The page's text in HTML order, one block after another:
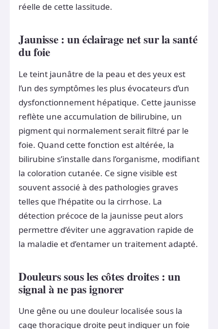
réelle de cette lassitude.
Jaunisse : un éclairage net sur la santé
du foie
Le teint jaunâtre de la peau et des yeux est
l’un des symptômes les plus évocateurs d’un
dysfonctionnement hépatique. Cette jaunisse
reflète une accumulation de bilirubine, un
pigment qui normalement serait filtré par le
foie. Quand cette fonction est altérée, la
bilirubine s’installe dans l’organisme, modifiant
la coloration cutanée. Ce signe visible est
souvent associé à des pathologies graves
telles que l’hépatite ou la cirrhose. La
détection précoce de la jaunisse peut alors
permettre d’éviter une aggravation rapide de
la maladie et d’entamer un traitement adapté.
Douleurs sous les côtes droites : un
signal à ne pas ignorer
Une gêne ou une douleur localisée sous la
cage thoracique droite peut indiquer un foie